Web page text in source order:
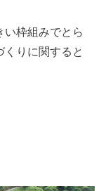
い枠組みでとら
くりに関すると